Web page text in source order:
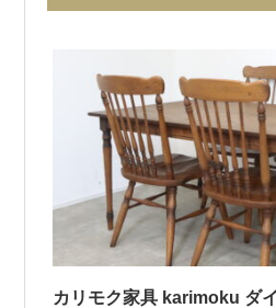
カリモク家具 karimoku ダ